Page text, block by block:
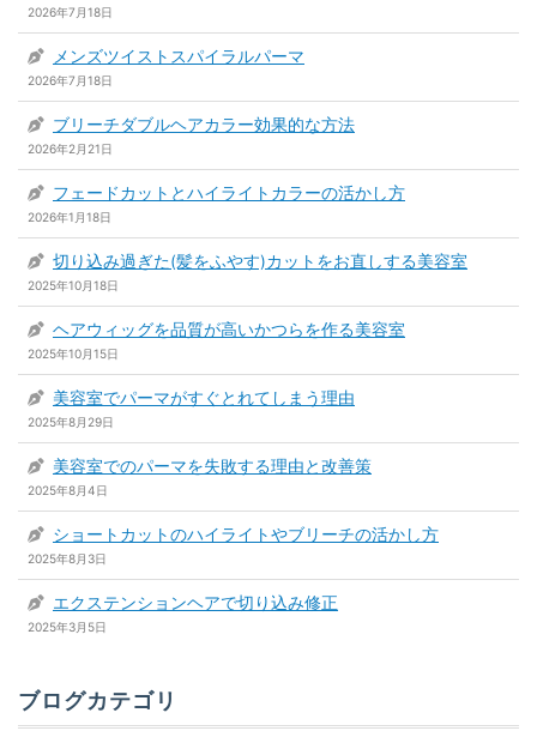
2026年7月18日
メンズツイストスパイラルパーマ
2026年7月18日
ブリーチダブルヘアカラー効果的な方法
2026年2月21日
フェードカットとハイライトカラーの活かし方
2026年1月18日
切り込み過ぎた(髪をふやす)カットをお直しする美容室
2025年10月18日
ヘアウィッグを品質が高いかつらを作る美容室
2025年10月15日
美容室でパーマがすぐとれてしまう理由
2025年8月29日
美容室でのパーマを失敗する理由と改善策
2025年8月4日
ショートカットのハイライトやブリーチの活かし方
2025年8月3日
エクステンションヘアで切り込み修正
2025年3月5日
ブログカテゴリ